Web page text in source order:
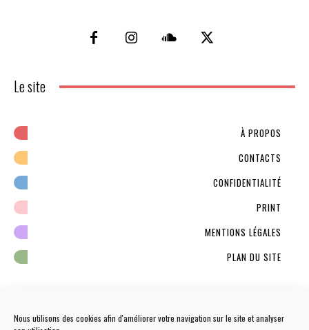
Nous utilisons des cookies afin d'améliorer votre navigation sur le site et analyser
Le site
À PROPOS
CONTACTS
CONFIDENTIALITÉ
PRINT
MENTIONS LÉGALES
PLAN DU SITE